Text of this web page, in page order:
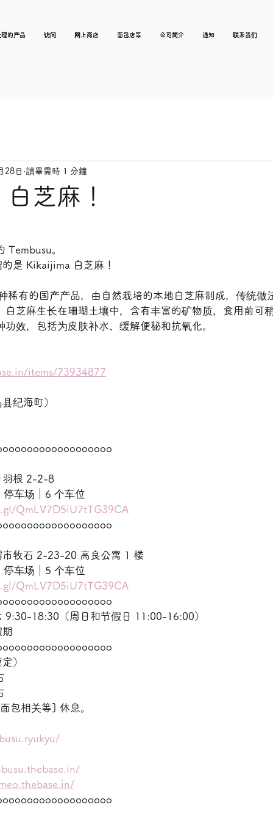
理的产品 访问 网上商店 面包店等 公司简介 通知 联系我们
芝麻！
28日 讀畢需時 1 分鐘
Tembusu。
是 Kikaijima 白芝麻！
稀有的国产产品，由自然栽培的本地白芝麻制成，传统做
白芝麻生长在珊瑚土壤中，含有丰富的矿物质，食用前可
效，包括为皮肤补水、缓解便秘和抗氧化。
items/73934877
纪海町）
羽根 2-2-8
车场｜6 个车位
QmLV7D5iU7tTG39CA
市牧石 2-23-20 高良公寓 1 楼
车场｜5 个车位
QmLV7D5iU7tTG39CA
9:30-18:30（周日和节假日 11:00-16:00）
）
包相关等] 休息。